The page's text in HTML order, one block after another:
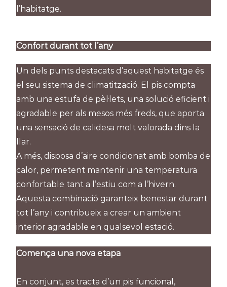
l’habitatge.
Confort durant tot l’any
Un dels punts destacats d’aquest habitatge és
el seu sistema de climatització. El pis compta
amb una estufa de pèl·lets, una solució eficient i
agradable per als mesos més freds, que aporta
una sensació de calidesa molt valorada dins la
llar.
A més, disposa d’aire condicionat amb bomba de
calor, permetent mantenir una temperatura
confortable tant a l’estiu com a l’hivern.
Aquesta combinació garanteix benestar durant
tot l’any i contribueix a crear un ambient
interior agradable en qualsevol estació.
Comença una nova etapa
En conjunt, es tracta d’un pis funcional,